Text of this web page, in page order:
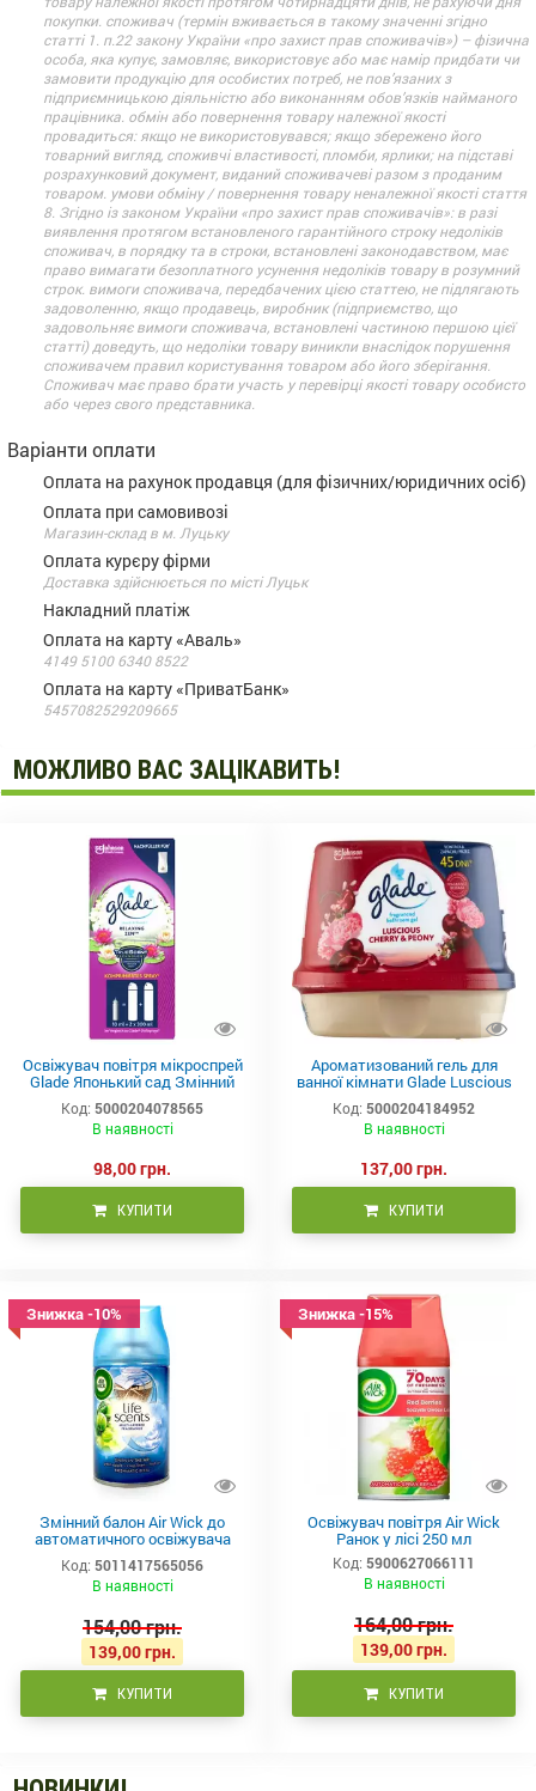
покупки. споживач (термін вживається в такому значенні згідно
статті 1. п.22 закону України «про захист прав споживачів») – фізична
особа, яка купує, замовляє, використовує або має намір придбати чи
замовити продукцію для особистих потреб, не пов’язаних з
підприємницькою діяльністю або виконанням обов’язків найманого
працівника. обмін або повернення товару належної якості
провадиться: якщо не використовувався; якщо збережено його
товарний вигляд, споживчі властивості, пломби, ярлики; на підставі
розрахунковий документ, виданий споживачеві разом з проданим
товаром. умови обміну / повернення товару неналежної якості стаття
8. Згідно із законом України «про захист прав споживачів»: в разі
виявлення протягом встановленого гарантійного строку недоліків
споживач, в порядку та в строки, встановлені законодавством, має
право вимагати безоплатного усунення недоліків товару в розумний
строк. вимоги споживача, передбачених цією статтею, не підлягають
задоволенню, якщо продавець, виробник (підприємство, що
задовольняє вимоги споживача, встановлені частиною першою цієї
статті) доведуть, що недоліки товару виникли внаслідок порушення
споживачем правил користування товаром або його зберігання.
Споживач має право брати участь у перевірці якості товару особисто
або через свого представника.
Варіанти оплати
Оплата на рахунок продавця (для фізичних/юридичних осіб)
Оплата при самовивозі
Магазин-склад в м. Луцьку
Оплата курєру фірми
Доставка здійснюється по місті Луцьк
Накладний платіж
Оплата на карту «Аваль»
4149 5100 6340 8522
Оплата на карту «ПриватБанк»
5457082529209665
МОЖЛИВО ВАС ЗАЦІКАВИТЬ!
Освіжувач повітря мікроспрей
Glade Японький сад Змінний
Код: 5000204078565
В наявності
98,00 грн.
КУПИТИ
Ароматизований гель для
ванної кімнати Glade Luscious
Код: 5000204184952
В наявності
137,00 грн.
КУПИТИ
Знижка -10%
Змінний балон Air Wick до
автоматичного освіжувача
повітря (ранкова свіжість),
250мл
Код: 5011417565056
В наявності
154,00 грн.
139,00 грн.
КУПИТИ
Знижка -15%
Освіжувач повітря Air Wick
Ранок у лісі 250 мл
Код: 5900627066111
В наявності
164,00 грн.
139,00 грн.
КУПИТИ